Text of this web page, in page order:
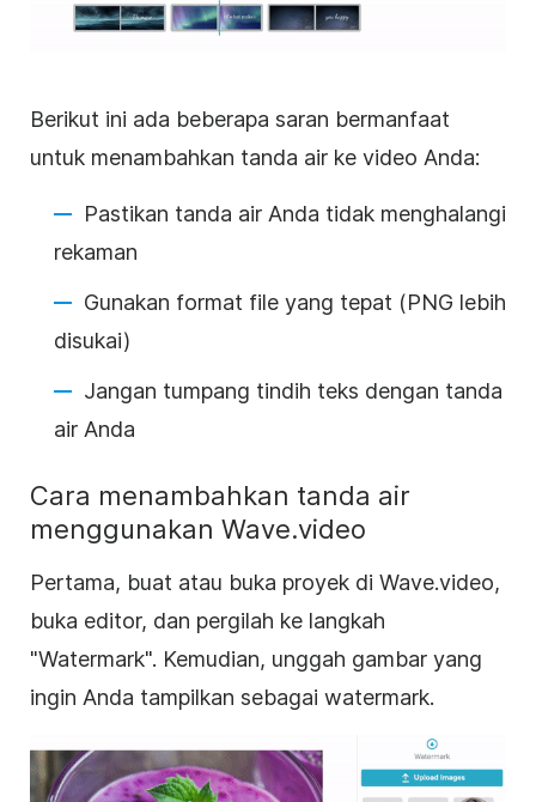
Berikut ini ada beberapa saran bermanfaat
untuk menambahkan tanda air ke video Anda:
Pastikan tanda air Anda tidak menghalangi
rekaman
Gunakan format file yang tepat (PNG lebih
disukai)
Jangan tumpang tindih teks dengan tanda
air Anda
Cara menambahkan tanda air
menggunakan Wave.video
Pertama, buat atau buka proyek di Wave.video,
buka editor, dan pergilah ke langkah
"Watermark". Kemudian, unggah gambar yang
ingin Anda tampilkan sebagai watermark.